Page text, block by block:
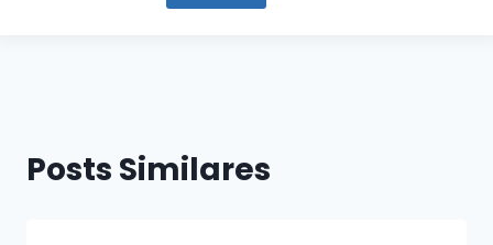
Posts Similares